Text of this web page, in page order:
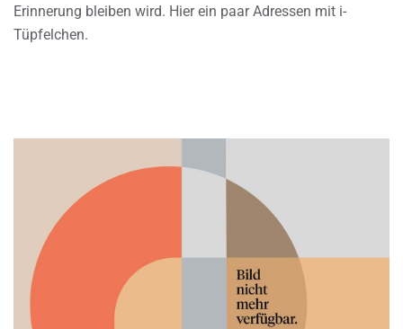
Erinnerung bleiben wird. Hier ein paar Adressen mit i-
Tüpfelchen.